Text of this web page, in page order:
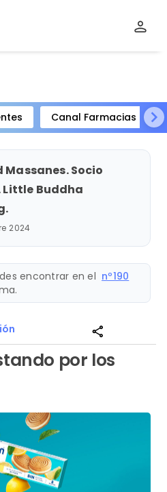
Canal Farmacias
Socio
Buddha
2024
encontrar en el nº190
share
por los